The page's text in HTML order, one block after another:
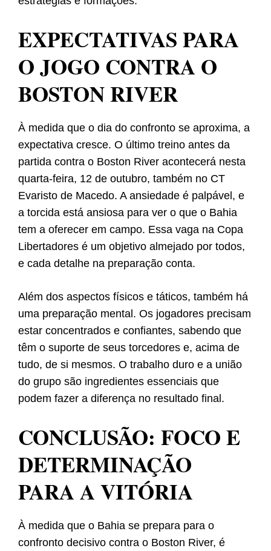
EXPECTATIVAS PARA
O JOGO CONTRA O
BOSTON RIVER
À medida que o dia do confronto se aproxima, a
expectativa cresce. O último treino antes da
partida contra o Boston River acontecerá nesta
quarta-feira, 12 de outubro, também no CT
Evaristo de Macedo. A ansiedade é palpável, e
a torcida está ansiosa para ver o que o Bahia
tem a oferecer em campo. Essa vaga na Copa
Libertadores é um objetivo almejado por todos,
e cada detalhe na preparação conta.
Além dos aspectos físicos e táticos, também há
uma preparação mental. Os jogadores precisam
estar concentrados e confiantes, sabendo que
têm o suporte de seus torcedores e, acima de
tudo, de si mesmos. O trabalho duro e a união
do grupo são ingredientes essenciais que
podem fazer a diferença no resultado final.
CONCLUSÃO: FOCO E
DETERMINAÇÃO
PARA A VITÓRIA
À medida que o Bahia se prepara para o
confronto decisivo contra o Boston River, é